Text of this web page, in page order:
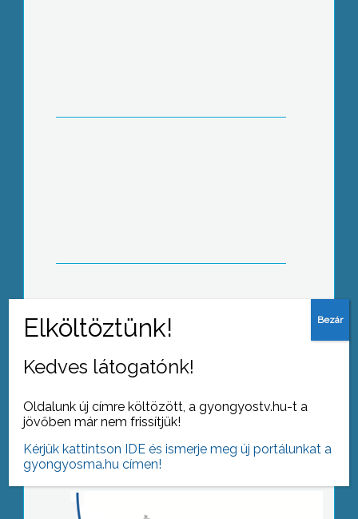
Tovább az archívumra
Kedves látogatónk!
Oldalunk új címre költözött, a gyongyostv.hu-t a
jövőben már nem frissítjük!
Kérjük kattintson IDE és ismerje meg új portálunkat a
gyongyosma.hu címen!